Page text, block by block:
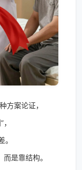
方案论证，
是靠结构。